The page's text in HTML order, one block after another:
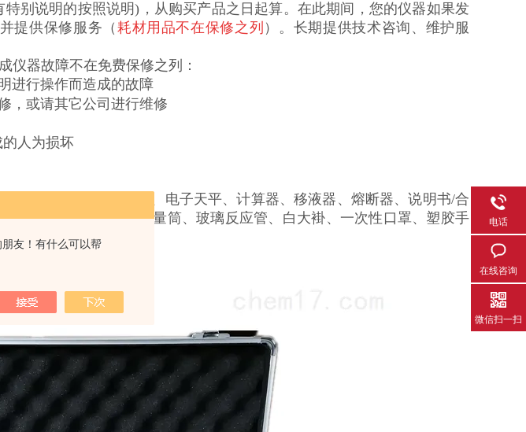
友！有什么可以帮
别说明的按照说明)，从购买产品之日起算。在此期间，您的仪器如果发
提供保修服务（ 耗材用品不在保修之列 ）。长期提供技术咨询、维护服
仪器故障不在免费保修之列：
进行操作而造成的故障
，或请其它公司进行维修
人为损坏
主机电源线、比色皿、电子天平、计算器、移液器、熔断器、说明书/合
样勺、保温杯、洗瓶、量筒、玻璃反应管、白大褂、一次性口罩、塑胶手
酸盐试剂
电话
在线咨询
微信扫一扫